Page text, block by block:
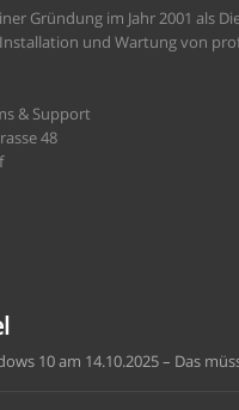
Gründung im Jahr 2001 als
und Wartung von
& Support
48
10 am 14.10.2025 – Das